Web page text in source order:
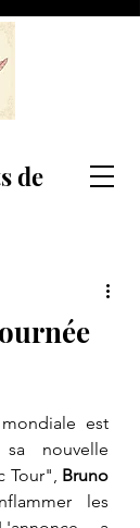
de
est
nouvelle
Tour", Bruno
les